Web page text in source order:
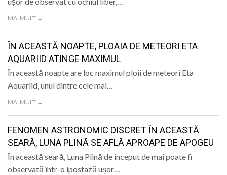
MAI MULT →
ÎN ACEASTĂ NOAPTE, PLOAIA DE METEORI ETA
AQUARIID ATINGE MAXIMUL
În această noapte are loc maximul ploii de meteori Eta
Aquariid, unul dintre cele mai…
MAI MULT →
FENOMEN ASTRONOMIC DISCRET ÎN ACEASTĂ
SEARĂ, LUNA PLINĂ SE AFLĂ APROAPE DE APOGEU
În această seară, Luna Plină de început de mai poate fi
observată într-o ipostază ușor…